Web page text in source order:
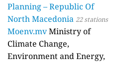
Planning – Republic Of
North Macedonia 22 stations
Moenv.mvMinistry of
Climate Change,
Environment and Energy,